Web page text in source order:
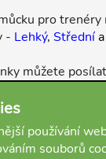
pro
- Lehký, Střednía
můžete
03.02.2025
používání
souborů